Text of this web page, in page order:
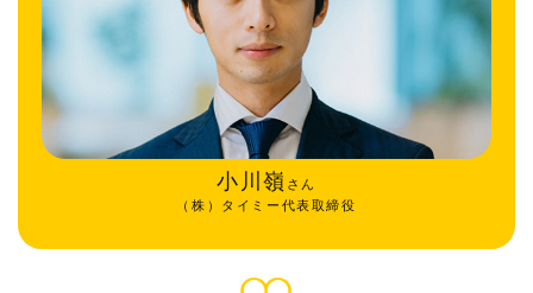
小川嶺 さん
（株）タイミー代表取締役